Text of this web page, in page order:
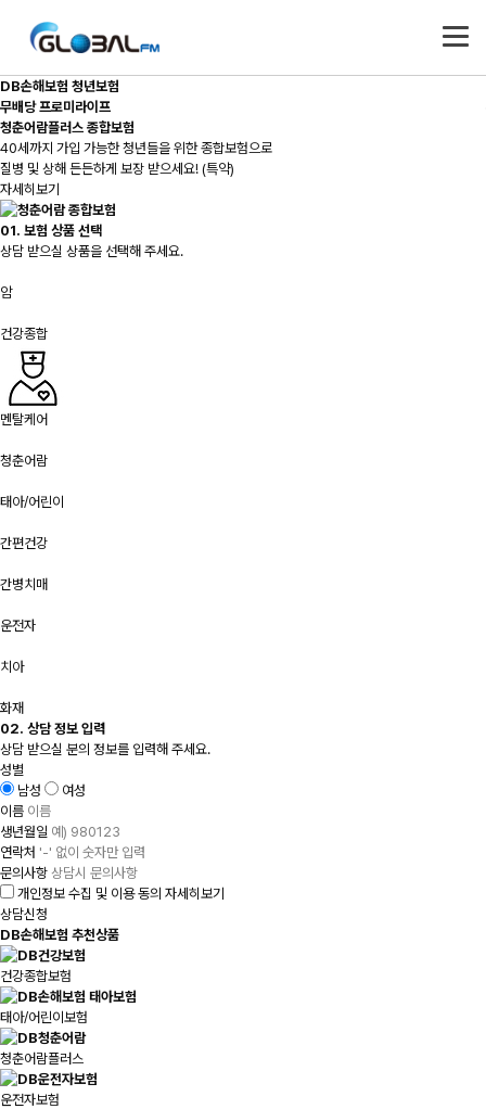
DB손해보험 청년보험
무배당 프로미라이프
청춘어람플러스 종합보험
40세까지 가입 가능한 청년들을 위한 종합보험으로
질병 및 상해 든든하게 보장 받으세요! (특약)
자세히보기
01. 보험 상품 선택
상담 받으실 상품을 선택해 주세요.
암
건강종합
멘탈케어
청춘어람
태아/어린이
간편건강
간병치매
운전자
치아
화재
02. 상담 정보 입력
상담 받으실 분의 정보를 입력해 주세요.
성별
남성
여성
이름
생년월일
연락처
문의사항
개인정보 수집 및 이용 동의 자세히보기
상담신청
DB손해보험 추천상품
건강종합보험
태아/어린이보험
청춘어람플러스
운전자보험